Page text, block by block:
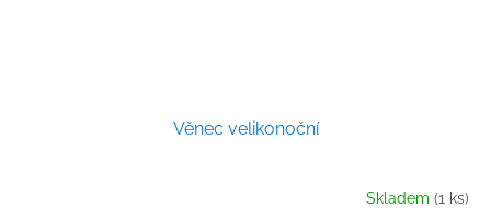
Věnec velikonoční
Skladem(1 ks)